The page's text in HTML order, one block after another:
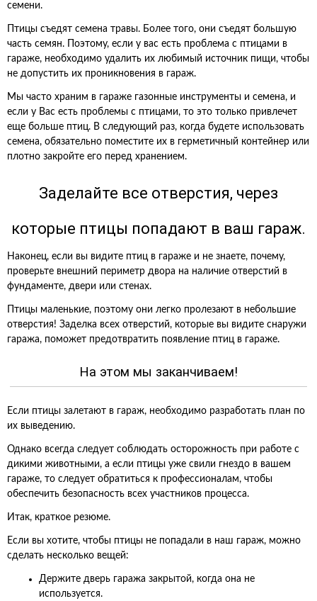
семени.
Птицы съедят семена травы. Более того, они съедят большую
часть семян. Поэтому, если у вас есть проблема с птицами в
гараже, необходимо удалить их любимый источник пищи, чтобы
не допустить их проникновения в гараж.
Мы часто храним в гараже газонные инструменты и семена, и
если у Вас есть проблемы с птицами, то это только привлечет
еще больше птиц. В следующий раз, когда будете использовать
семена, обязательно поместите их в герметичный контейнер или
плотно закройте его перед хранением.
Заделайте все отверстия, через
которые птицы попадают в ваш гараж.
Наконец, если вы видите птиц в гараже и не знаете, почему,
проверьте внешний периметр двора на наличие отверстий в
фундаменте, двери или стенах.
Птицы маленькие, поэтому они легко пролезают в небольшие
отверстия! Заделка всех отверстий, которые вы видите снаружи
гаража, поможет предотвратить появление птиц в гараже.
На этом мы заканчиваем!
Если птицы залетают в гараж, необходимо разработать план по
их выведению.
Однако всегда следует соблюдать осторожность при работе с
дикими животными, а если птицы уже свили гнездо в вашем
гараже, то следует обратиться к профессионалам, чтобы
обеспечить безопасность всех участников процесса.
Итак, краткое резюме.
Если вы хотите, чтобы птицы не попадали в наш гараж, можно
сделать несколько вещей:
Держите дверь гаража закрытой, когда она не
используется.